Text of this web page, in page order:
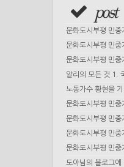
post
문화도시부평 민
문화도시부평 민
문화도시부평 민
알리의 모든 것 1.
노동가수 황현을 기
문화도시부평 민
문화도시부평 민
문화도시부평 민
문화도시부평 민
도아님의 블로그에